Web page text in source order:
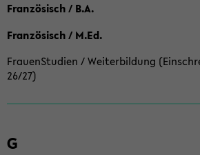
Französisch / B.A.
Französisch / M.Ed.
FrauenStudien / Weiterbildung
26/27)
G